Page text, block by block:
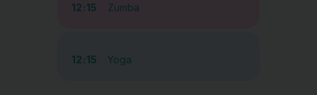
12:15 Zumba
12:15 Yoga